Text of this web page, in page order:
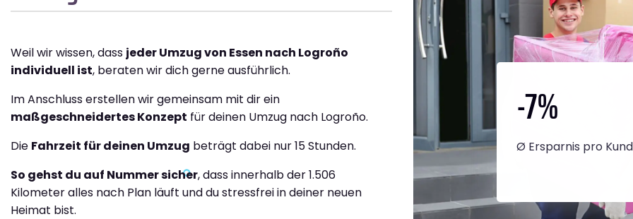
Weil wir wissen, dass jeder Umzug von Essen nach Logroño
individuell ist, beraten wir dich gerne ausführlich.
Im Anschluss erstellen wir gemeinsam mit dir ein
maßgeschneidertes Konzept für deinen Umzug nach Logroño.
Die Fahrzeit für deinen Umzug beträgt dabei nur 15 Stunden.
So gehst du auf Nummer sicher, dass innerhalb der 1.506
Kilometer alles nach Plan läuft und du stressfrei in deiner neuen
Heimat bist.
-7%
Ø Ersparnis pro